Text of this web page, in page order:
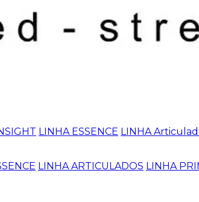
LINHA ESSENCE LINHA
LINHA ARTICULADOS LINHA